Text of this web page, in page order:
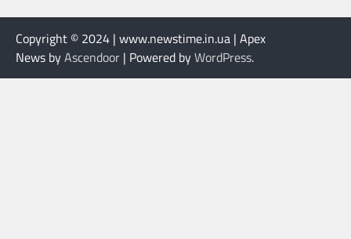
Copyright © 2024 | www.newstime.in.ua | Apex
News byAscendoor | Powered byWordPress.